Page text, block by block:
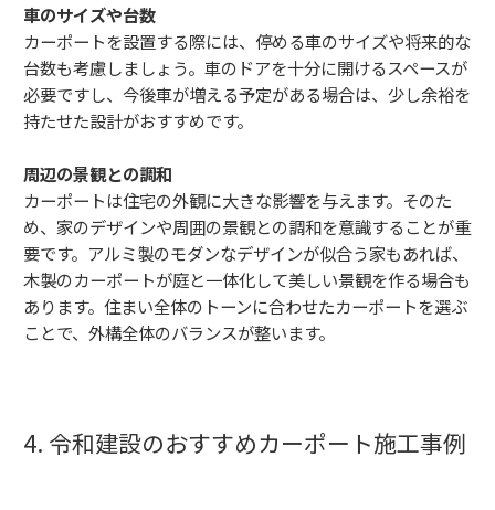
車のサイズや台数
カーポートを設置する際には、停める車のサイズや将来的な
台数も考慮しましょう。車のドアを十分に開けるスペースが
必要ですし、今後車が増える予定がある場合は、少し余裕を
持たせた設計がおすすめです。
周辺の景観との調和
カーポートは住宅の外観に大きな影響を与えます。そのた
め、家のデザインや周囲の景観との調和を意識することが重
要です。アルミ製のモダンなデザインが似合う家もあれば、
木製のカーポートが庭と一体化して美しい景観を作る場合も
あります。住まい全体のトーンに合わせたカーポートを選ぶ
ことで、外構全体のバランスが整います。
4. 令和建設のおすすめカーポート施工事例